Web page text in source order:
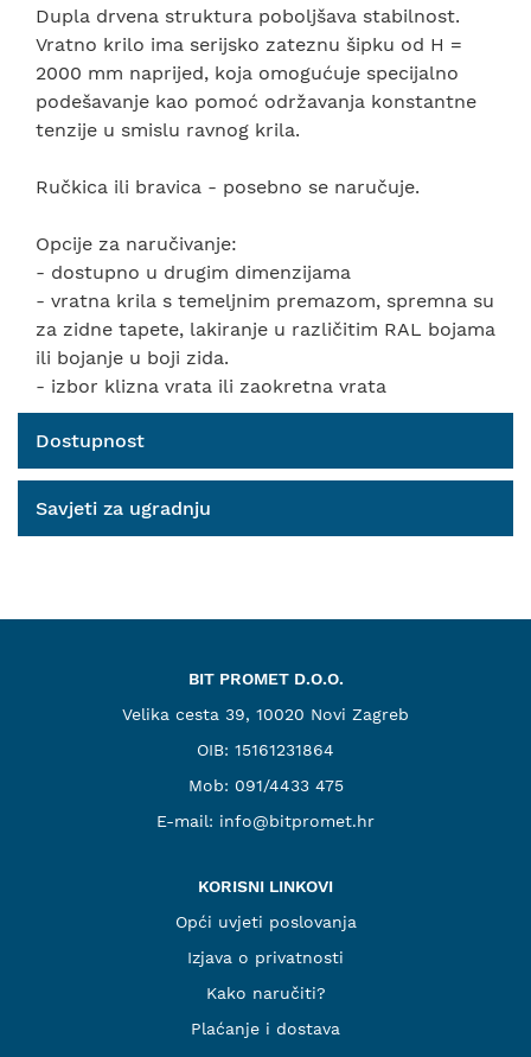
Dupla drvena struktura poboljšava stabilnost.
Vratno krilo ima serijsko zateznu šipku od H =
2000 mm naprijed, koja omogućuje specijalno
podešavanje kao pomoć održavanja konstantne
tenzije u smislu ravnog krila.
Ručkica ili bravica - posebno se naručuje.
Opcije za naručivanje:
- dostupno u drugim dimenzijama
- vratna krila s temeljnim premazom, spremna su
za zidne tapete, lakiranje u različitim RAL bojama
ili bojanje u boji zida.
- izbor klizna vrata ili zaokretna vrata
Dostupnost
Savjeti za ugradnju
BIT PROMET D.O.O.
Velika cesta 39, 10020 Novi Zagreb
OIB: 15161231864
Mob: 091/4433 475
E-mail: info@bitpromet.hr
KORISNI LINKOVI
Opći uvjeti poslovanja
Izjava o privatnosti
Kako naručiti?
Plaćanje i dostava